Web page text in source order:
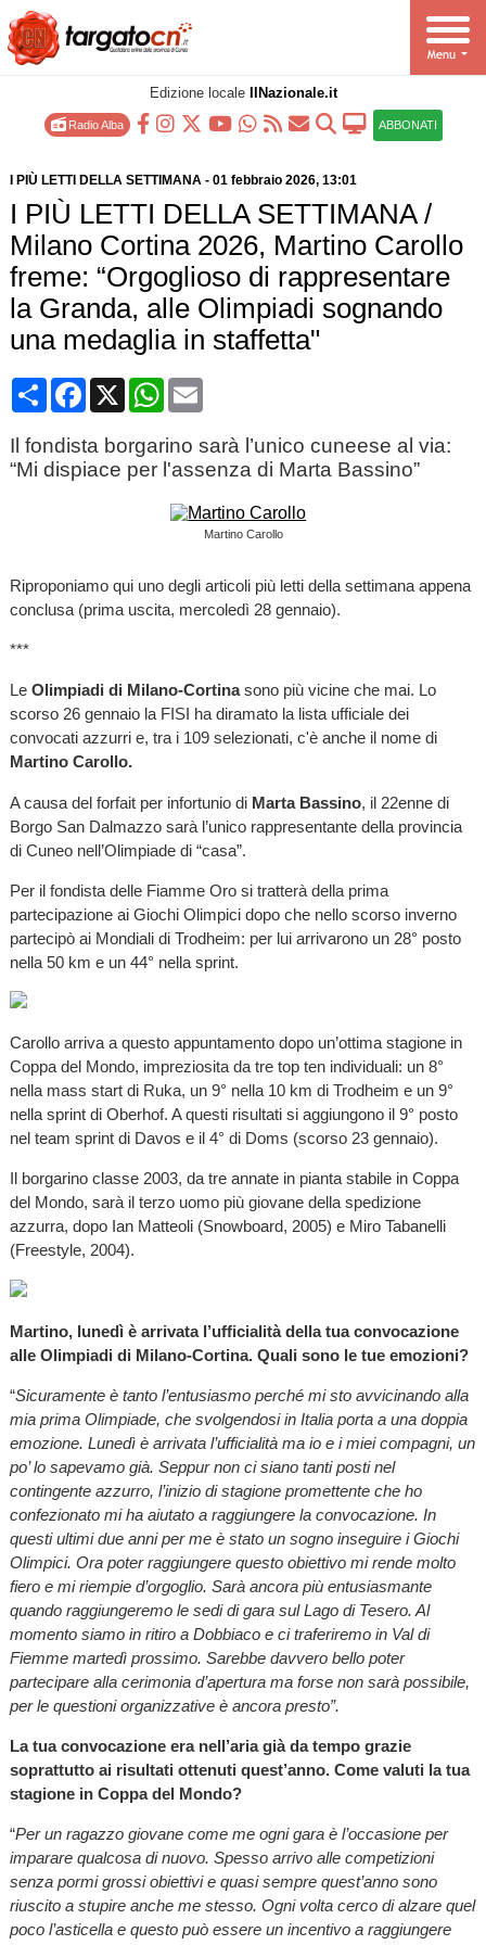
Edizione locale IlNazionale.it
Radio Alba ABBONATI
I PIÙ LETTI DELLA SETTIMANA- 01 febbraio 2026, 13:01
I PIÙ LETTI DELLA SETTIMANA /
Milano Cortina 2026, Martino Carollo
freme: “Orgoglioso di rappresentare
la Granda, alle Olimpiadi sognando
una medaglia in staffetta"
CondividiFacebook
X WhatsApp
Email
Il fondista borgarino sarà l’unico cuneese al via:
“Mi dispiace per l'assenza di Marta Bassino”
Martino Carollo
Riproponiamo qui uno degli articoli più letti della settimana appena
conclusa (prima uscita, mercoledì 28 gennaio).
***
Le Olimpiadi di Milano-Cortinasono più vicine che mai. Lo
scorso 26 gennaio la FISI ha diramato la lista ufficiale dei
convocati azzurri e, tra i 109 selezionati, c'è anche il nome di
Martino Carollo.
A causa del forfait per infortunio di Marta Bassino, il 22enne di
Borgo San Dalmazzo sarà l’unico rappresentante della provincia
di Cuneo nell’Olimpiade di “casa”.
Per il fondista delle Fiamme Oro si tratterà della prima
partecipazione ai Giochi Olimpici dopo che nello scorso inverno
partecipò ai Mondiali di Trodheim: per lui arrivarono un 28° posto
nella 50 km e un 44° nella sprint.
Carollo arriva a questo appuntamento dopo un’ottima stagione in
Coppa del Mondo, impreziosita da tre top ten individuali: un 8°
nella mass start di Ruka, un 9° nella 10 km di Trodheim e un 9°
nella sprint di Oberhof. A questi risultati si aggiungono il 9° posto
nel team sprint di Davos e il 4° di Doms (scorso 23 gennaio).
Il borgarino classe 2003, da tre annate in pianta stabile in Coppa
del Mondo, sarà il terzo uomo più giovane della spedizione
azzurra, dopo Ian Matteoli (Snowboard, 2005) e Miro Tabanelli
(Freestyle, 2004).
Martino, lunedì è arrivata l’ufficialità della tua convocazione
alle Olimpiadi di Milano-Cortina. Quali sono le tue emozioni?
“Sicuramente è tanto l’entusiasmo perché mi sto avvicinando alla
mia prima Olimpiade, che svolgendosi in Italia porta a una doppia
emozione. Lunedì è arrivata l’ufficialità ma io e i miei compagni, un
po’ lo sapevamo già. Seppur non ci siano tanti posti nel
contingente azzurro, l’inizio di stagione promettente che ho
confezionato mi ha aiutato a raggiungere la convocazione. In
questi ultimi due anni per me è stato un sogno inseguire i Giochi
Olimpici. Ora poter raggiungere questo obiettivo mi rende molto
fiero e mi riempie d’orgoglio. Sarà ancora più entusiasmante
quando raggiungeremo le sedi di gara sul Lago di Tesero. Al
momento siamo in ritiro a Dobbiaco e ci traferiremo in Val di
Fiemme martedì prossimo. Sarebbe davvero bello poter
partecipare alla cerimonia d’apertura ma forse non sarà possibile,
per le questioni organizzative è ancora presto”.
La tua convocazione era nell’aria già da tempo grazie
soprattutto ai risultati ottenuti quest’anno. Come valuti la tua
stagione in Coppa del Mondo?
“Per un ragazzo giovane come me ogni gara è l’occasione per
imparare qualcosa di nuovo. Spesso arrivo alle competizioni
senza pormi grossi obiettivi e quasi sempre quest’anno sono
riuscito a stupire anche me stesso. Ogni volta cerco di alzare quel
poco l’asticella e questo può essere un incentivo a raggiungere